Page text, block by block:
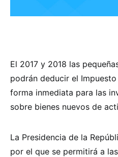
El 2017 y 2018 las
podrán deducir el
forma inmediata para las
sobre bienes nuevos de
La Presidencia de la
por el que se permitirá a